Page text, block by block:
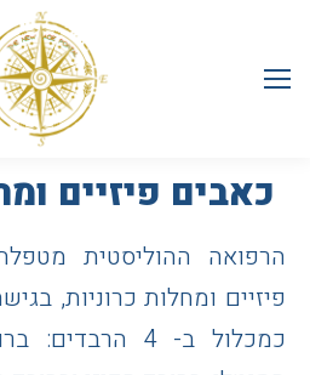
כאבים פיזיים
הרפואה ההוליסטית
פיזיים ומחלות כרוניות,
כמכלול ב- 4